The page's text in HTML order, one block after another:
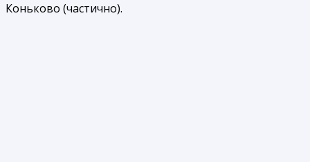
Коньково (частично).